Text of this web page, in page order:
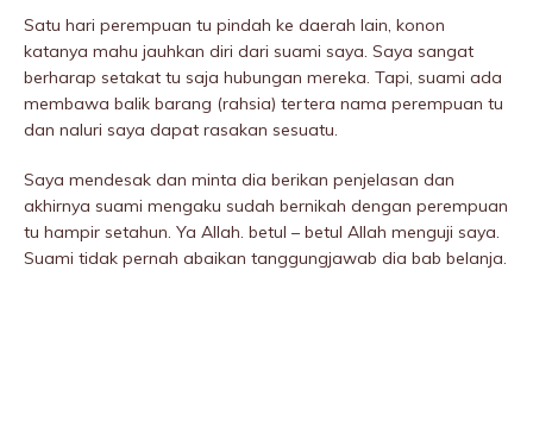
Satu hari perempuan tu pindah ke daerah lain, konon
katanya mahu jauhkan diri dari suami saya. Saya sangat
berharap setakat tu saja hubungan mereka. Tapi, suami ada
membawa balik barang (rahsia) tertera nama perempuan tu
dan naluri saya dapat rasakan sesuatu.
Saya mendesak dan minta dia berikan penjelasan dan
akhirnya suami mengaku sudah bernikah dengan perempuan
tu hampir setahun. Ya Allah. betul – betul Allah menguji saya.
Suami tidak pernah abaikan tanggungjawab dia bab belanja.